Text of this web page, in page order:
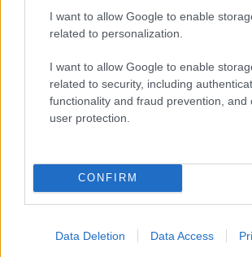
I want to allow Google to enable
related to personalization.
I want to allow Google to enable
related to security, including
functionality and fraud prevention, and
user protection.
CONFIRM
Data Deletion Data Access
Αποκαταστάθηκε η
χωρητικότητας 300 ατόμων
στο...